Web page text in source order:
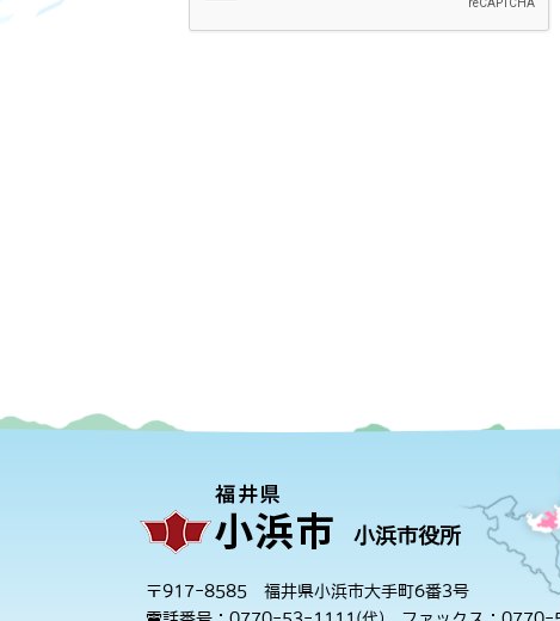
小浜市役所
〒917-8585 福井県小浜市大手町6番3号